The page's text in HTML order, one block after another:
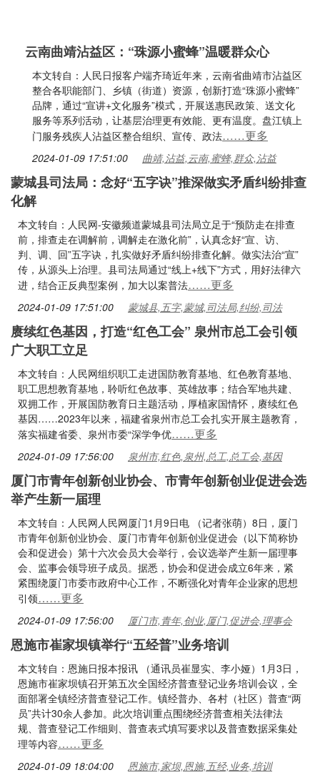
云南曲靖沾益区：“珠源小蜜蜂”温暖群众心
本文转自：人民日报客户端齐琦近年来，云南省曲靖市沾益区
整合各职能部门、乡镇（街道）资源，创新打造“珠源小蜜蜂”
品牌，通过“宣讲+文化服务”模式，开展送惠民政策、送文化
服务等系列活动，让基层治理更有效能、更有温度。盘江镇上
门服务残疾人沾益区整合组织、宣传、政法……更多
2024-01-09 17:51:00 曲靖,沾益,云南,蜜蜂,群众,沾益
蒙城县司法局：念好“五字诀”推深做实矛盾纠纷排查
化解
本文转自：人民网-安徽频道蒙城县司法局立足于“预防走在排查
前，排查走在调解前，调解走在激化前”，认真念好“宣、访、
判、调、回”五字诀，扎实做好矛盾纠纷排查化解。做实法治“宣”
传，从源头上治理。县司法局通过“线上+线下”方式，用好法律六
进，结合正反典型案例，加大以案普法……更多
2024-01-09 17:51:00 蒙城县,五字,蒙城,司法局,纠纷,司法
赓续红色基因，打造“红色工会” 泉州市总工会引领
广大职工立足
本文转自：人民网组织职工走进国防教育基地、红色教育基地、
职工思想教育基地，聆听红色故事、英雄故事；结合军地共建、
双拥工作，开展国防教育日主题活动，厚植家国情怀，赓续红色
基因……2023年以来，福建省泉州市总工会扎实开展主题教育，
落实福建省委、泉州市委“深学争优……更多
2024-01-09 17:56:00 泉州市,红色,泉州,总工,总工会,基因
厦门市青年创新创业协会、市青年创新创业促进会选
举产生新一届理
本文转自：人民网人民网厦门1月9日电 （记者张萌）8日，厦门
市青年创新创业协会、厦门市青年创新创业促进会（以下简称协
会和促进会）第十六次会员大会举行，会议选举产生新一届理事
会、监事会领导班子成员。据悉，协会和促进会成立6年来，紧
紧围绕厦门市委市政府中心工作，不断强化对青年企业家的思想
引领……更多
2024-01-09 17:56:00 厦门市,青年,创业,厦门,促进会,理事会
恩施市崔家坝镇举行“五经普”业务培训
本文转自：恩施日报本报讯 （通讯员崔显实、李小娅）1月3日，
恩施市崔家坝镇召开第五次全国经济普查登记业务培训会议，全
面部署全镇经济普查登记工作。镇经普办、各村（社区）普查“两
员”共计30余人参加。此次培训重点围绕经济普查相关法律法
规、普查登记工作细则、普查表式填写要求以及普查数据采集处
理等内容……更多
2024-01-09 18:04:00 恩施市,家坝,恩施,五经,业务,培训